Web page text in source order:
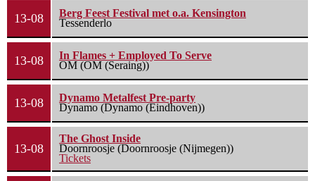
13-08
Berg Feest Festival met o.a. Kensington
Tessenderlo
13-08
In Flames + Employed To Serve
OM (OM (Seraing))
13-08
Dynamo Metalfest Pre-party
Dynamo (Dynamo (Eindhoven))
13-08
The Ghost Inside
Doornroosje (Doornroosje (Nijmegen))
Tickets